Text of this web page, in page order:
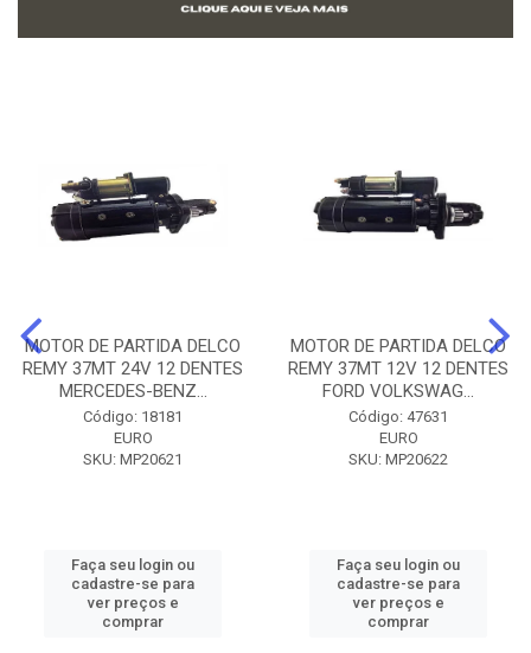
MOTOR DE PARTIDA DELCO
REMY 37MT 24V 12 DENTES
MERCEDES-BENZ...
Código: 18181
EURO
SKU: MP20621
Faça seu login ou
cadastre-se para
ver preços e
comprar
MOTOR DE PARTIDA DELCO
REMY 37MT 12V 12 DENTES
FORD VOLKSWAG...
Código: 47631
EURO
SKU: MP20622
Faça seu login ou
cadastre-se para
ver preços e
comprar